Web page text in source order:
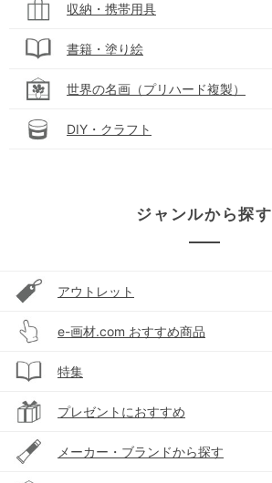
収納・携帯用具
書籍・塗り絵
世界の名画（プリハード複製）
DIY・クラフト
ジャンルから探す
アウトレット
e-画材.com おすすめ商品
特集
プレゼントにおすすめ
メーカー・ブランドから探す